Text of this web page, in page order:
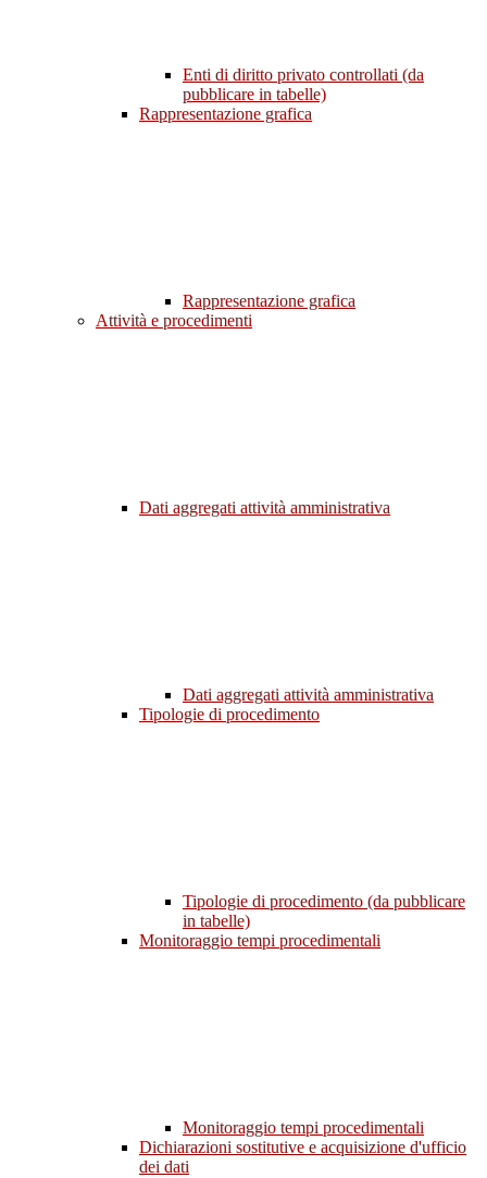
Enti di diritto privato controllati (da
pubblicare in tabelle)
Rappresentazione grafica
Rappresentazione grafica
Attività e procedimenti
Dati aggregati attività amministrativa
Dati aggregati attività amministrativa
Tipologie di procedimento
Tipologie di procedimento (da pubblicare
in tabelle)
Monitoraggio tempi procedimentali
Monitoraggio tempi procedimentali
Dichiarazioni sostitutive e acquisizione d'ufficio
dei dati